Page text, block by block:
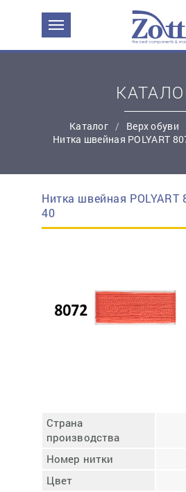
Каталог Верх обуви
Нитка швейная POLYART
Нитка швейная
40
Страна
производства
Номер нитки
Цвет
ЗАДАТЬ ВОПРОС О ПРОДУКТЕ
Эл. почта:*
Контактный телефон:*
Ваш вопрос: